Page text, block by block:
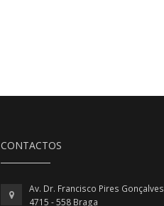
CONTACTOS
Av. Dr. Francisco Pires Gonçalves
4715 - 558 Braga